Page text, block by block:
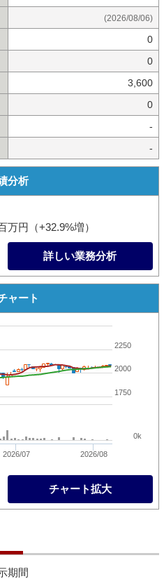
(2026/08/06)
0
0
3,600
0
-
-
分析
万円（+32.9%増）
詳しい業務分析
ャート
2026/07 2026/08
1750
2000
2250
0k
チャート拡大
期間